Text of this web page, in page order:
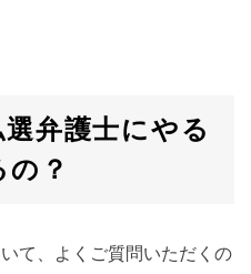
弁護士にやる
？
て、よくご質問いただくの